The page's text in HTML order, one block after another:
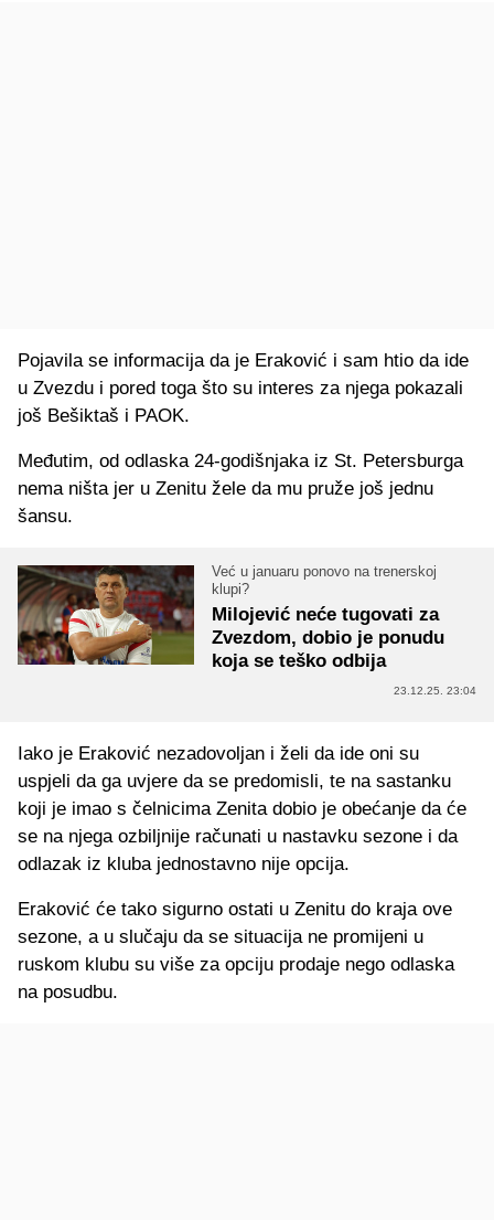
Pojavila se informacija da je Eraković i sam htio da ide
u Zvezdu i pored toga što su interes za njega pokazali
još Bešiktaš i PAOK.
Međutim, od odlaska 24-godišnjaka iz St. Petersburga
nema ništa jer u Zenitu žele da mu pruže još jednu
šansu.
Već u januaru ponovo na trenerskoj
klupi?
Milojević neće tugovati za
Zvezdom, dobio je ponudu
koja se teško odbija
23.12.25. 23:04
Iako je Eraković nezadovoljan i želi da ide oni su
uspjeli da ga uvjere da se predomisli, te na sastanku
koji je imao s čelnicima Zenita dobio je obećanje da će
se na njega ozbiljnije računati u nastavku sezone i da
odlazak iz kluba jednostavno nije opcija.
Eraković će tako sigurno ostati u Zenitu do kraja ove
sezone, a u slučaju da se situacija ne promijeni u
ruskom klubu su više za opciju prodaje nego odlaska
na posudbu.